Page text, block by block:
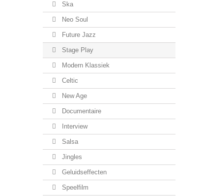
Ska
Neo Soul
Future Jazz
Stage Play
Modern Klassiek
Celtic
New Age
Documentaire
Interview
Salsa
Jingles
Geluidseffecten
Speelfilm